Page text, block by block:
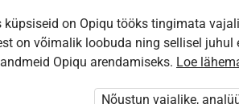
ole Opiqusse sisse logitud.
paketi „Erakasutaja 2024/25”
küpsiseid on Opiqu tööks tingimata
on võimalik loobuda ning sellisel juhul
Opiqu arendamiseks. Loe
Nõustun vajalike,